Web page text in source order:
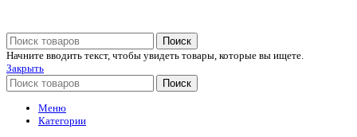
Поиск
Начните вводить текст, чтобы увидеть товары, которые вы ищете.
Закрыть
Поиск
Меню
Категории